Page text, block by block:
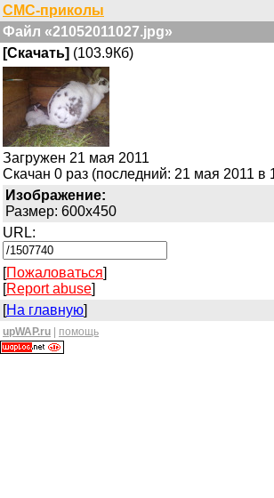
СМС-приколы
Файл «21052011027.jpg»
[Скачать] (103.9Кб)
Загружен 21 мая 2011
Скачан 0 раз (последний: 21 мая 2011 в
Изображение:
Размер: 600x450
URL:
[Пожаловаться]
[Report abuse]
[На главную]
upWAP.ru помощь